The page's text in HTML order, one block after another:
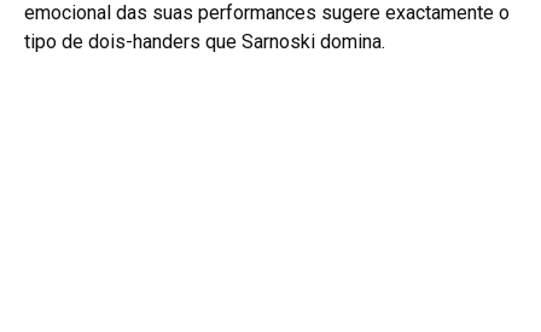
emocional das suas performances sugere exactamente o
tipo de dois-handers que Sarnoski domina.